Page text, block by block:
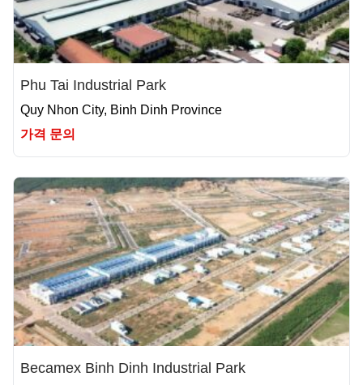
Phu Tai Industrial Park
Quy Nhon City, Binh Dinh Province
가격 문의
Becamex Binh Dinh Industrial Park